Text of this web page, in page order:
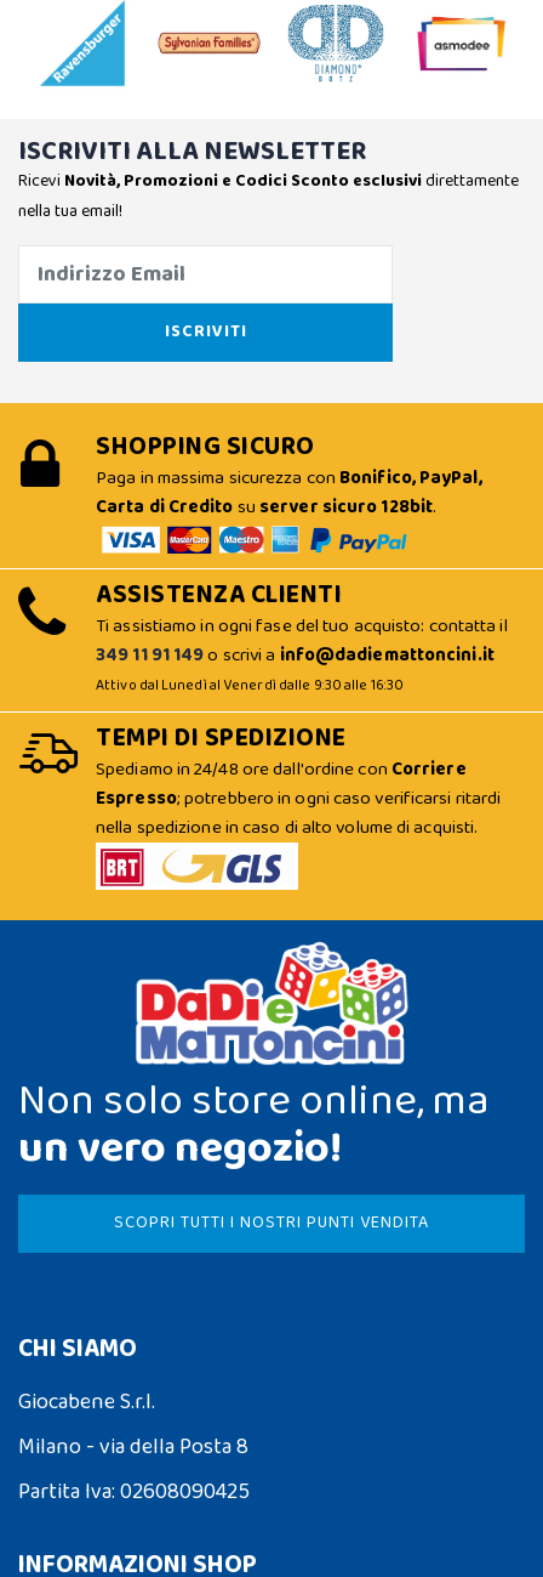
ISCRIVITI ALLA NEWSLETTER
Ricevi Novità, Promozioni e Codici Sconto esclusividirettamente
nella tua email!
SHOPPING SICURO
Paga in massima sicurezza con Bonifico, PayPal,
Carta di Creditosu server sicuro 128bit.
ASSISTENZA CLIENTI
Ti assistiamo in ogni fase del tuo acquisto: contatta il
349 11 91 149o scrivi a info@dadiemattoncini.it
Attivo dal Lunedì al Venerdì dalle 9:30 alle 16:30
TEMPI DI SPEDIZIONE
Spediamo in 24/48 ore dall'ordine con Corriere
Espresso; potrebbero in ogni caso verificarsi ritardi
nella spedizione in caso di alto volume di acquisti.
Non solo store online, ma
un vero negozio!
SCOPRI TUTTI I NOSTRI PUNTI VENDITA
CHI SIAMO
Giocabene S.r.l.
Milano - via della Posta 8
Partita Iva: 02608090425
INFORMAZIONI SHOP